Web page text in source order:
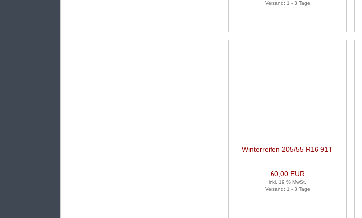
Versand: 1 - 3 Tage
Winterreifen 205/55 R16 91T
60,00 EUR
inkl. 19 % MwSt.
Versand: 1 - 3 Tage